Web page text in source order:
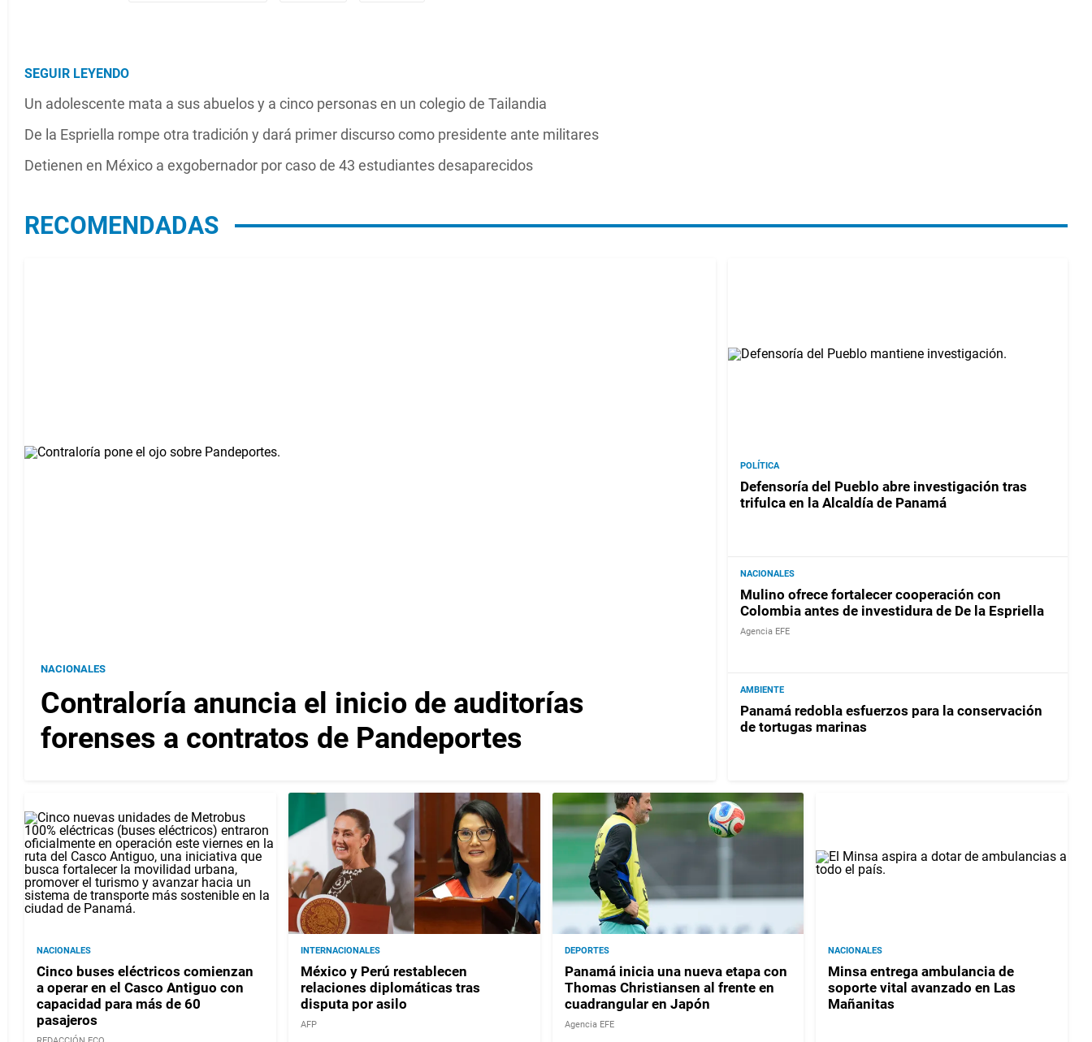
SEGUIR LEYENDO
Un adolescente mata a sus abuelos y a cinco personas en un colegio de Tailandia
De la Espriella rompe otra tradición y dará primer discurso como presidente ante militares
Detienen en México a exgobernador por caso de 43 estudiantes desaparecidos
RECOMENDADAS
NACIONALES
Contraloría anuncia el inicio de auditorías
forenses a contratos de Pandeportes
POLÍTICA
Defensoría del Pueblo abre investigación tras
trifulca en la Alcaldía de Panamá
NACIONALES
Mulino ofrece fortalecer cooperación con
Colombia antes de investidura de De la Espriella
Agencia EFE
AMBIENTE
Panamá redobla esfuerzos para la conservación
de tortugas marinas
NACIONALES
Cinco buses eléctricos comienzan
a operar en el Casco Antiguo con
capacidad para más de 60
pasajeros
INTERNACIONALES
México y Perú restablecen
relaciones diplomáticas tras
disputa por asilo
AFP
DEPORTES
Panamá inicia una nueva etapa con
Thomas Christiansen al frente en
cuadrangular en Japón
Agencia EFE
NACIONALES
Minsa entrega ambulancia de
soporte vital avanzado en Las
Mañanitas